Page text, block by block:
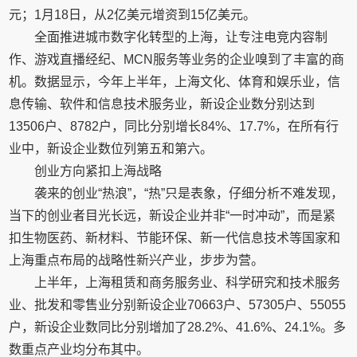
元；1月18日，从2亿美元增资到15亿美元。
全面推进城市数字化转型的上海，让专注电竞内容制
作、游戏直播经纪、MCN服务等业务的企业嗅到了丰富的商
机。数据显示，今年上半年，上海文化、体育和娱乐业，信
息传输、软件和信息技术服务业，新设企业数分别达到
13506户、8782户，同比分别增长84%、17.7%，在所有行
业中，新设企业数位列第五和第六。
创业方向紧扣上海战略
袭来的创业“热浪”，“热”只是表象，仔细分析不难发现，
当下的创业者目光长远，新设企业并非“一时冲动”，而是紧
扣生物医药、新材料、节能环保、新一代信息技术等国家和
上海重点布局的战略性新兴产业，步步为营。
上半年，上海租赁和商务服务业、科学研究和技术服务
业、批发和零售业分别新设企业70663户、57305户、55055
户，新设企业数同比分别增加了28.2%、41.6%、24.1%。多
数重点产业均分布其中。